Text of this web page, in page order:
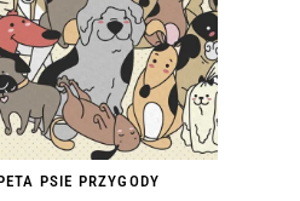
PSIE PRZYGODY